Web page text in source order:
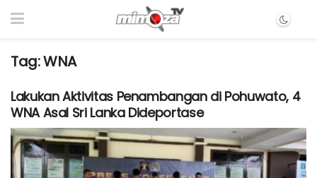
Tag:WNA
Lakukan Aktivitas Penambangan di Pohuwato, 4
WNA Asal Sri Lanka Dideportase